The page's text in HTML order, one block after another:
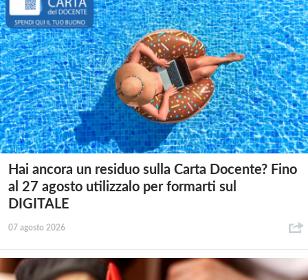
Hai ancora un residuo sulla Carta Docente? Fino
al 27 agosto utilizzalo per formarti sul
DIGITALE
07 agosto 2026